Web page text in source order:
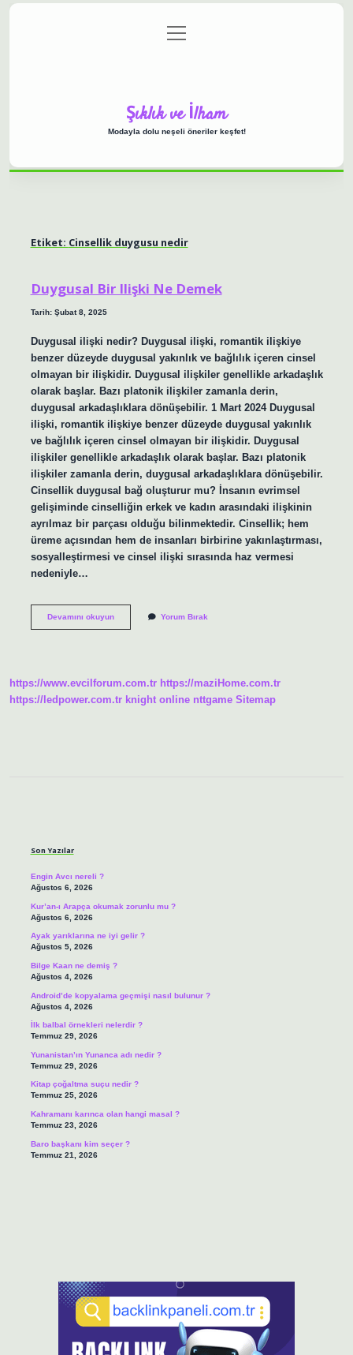
Gizlilik Politikası
menüyü
aç
Şıklık ve İlham
Modayla dolu neşeli öneriler keşfet!
Etiket: Cinsellik duygusu nedir
Duygusal Bir Ilişki Ne Demek
Tarih: Şubat 8, 2025
Duygusal ilişki nedir? Duygusal ilişki, romantik ilişkiye
benzer düzeyde duygusal yakınlık ve bağlılık içeren cinsel
olmayan bir ilişkidir. Duygusal ilişkiler genellikle arkadaşlık
olarak başlar. Bazı platonik ilişkiler zamanla derin,
duygusal arkadaşlıklara dönüşebilir. 1 Mart 2024 Duygusal
ilişki, romantik ilişkiye benzer düzeyde duygusal yakınlık
ve bağlılık içeren cinsel olmayan bir ilişkidir. Duygusal
ilişkiler genellikle arkadaşlık olarak başlar. Bazı platonik
ilişkiler zamanla derin, duygusal arkadaşlıklara dönüşebilir.
Cinsellik duygusal bağ oluşturur mu? İnsanın evrimsel
gelişiminde cinselliğin erkek ve kadın arasındaki ilişkinin
ayrılmaz bir parçası olduğu bilinmektedir. Cinsellik; hem
üreme açısından hem de insanları birbirine yakınlaştırması,
sosyalleştirmesi ve cinsel ilişki sırasında haz vermesi
nedeniyle…
Devamını okuyunDuygusal
Yorum Bırak
https://www.evcilforum.com.tr https://maziHome.com.tr
https://ledpower.com.tr knight online nttgame Sitemap
Son Yazılar
Engin Avcı nereli ?
Ağustos 6, 2026
Kur’an-ı Arapça okumak zorunlu mu ?
Ağustos 6, 2026
Ayak yarıklarına ne iyi gelir ?
Ağustos 5, 2026
Bilge Kaan ne demiş ?
Ağustos 4, 2026
Android’de kopyalama geçmişi nasıl bulunur ?
Ağustos 4, 2026
İlk balbal örnekleri nelerdir ?
Temmuz 29, 2026
Yunanistan’ın Yunanca adı nedir ?
Temmuz 29, 2026
Kitap çoğaltma suçu nedir ?
Temmuz 25, 2026
Kahramanı karınca olan hangi masal ?
Temmuz 23, 2026
Baro başkanı kim seçer ?
Temmuz 21, 2026